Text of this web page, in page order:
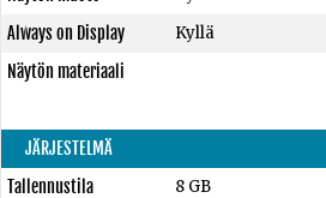
Always on Display
Kyllä
Näytön materiaali
JÄRJESTELMÄ
Tallennustila
8 GB